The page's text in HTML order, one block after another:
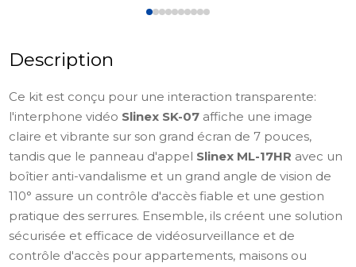
Description
Ce kit est conçu pour une interaction transparente:
l'interphone vidéo Slinex SK-07 affiche une image
claire et vibrante sur son grand écran de 7 pouces,
tandis que le panneau d'appel Slinex ML-17HR avec un
boîtier anti-vandalisme et un grand angle de vision de
110° assure un contrôle d'accès fiable et une gestion
pratique des serrures. Ensemble, ils créent une solution
sécurisée et efficace de vidéosurveillance et de
contrôle d'accès pour appartements, maisons ou